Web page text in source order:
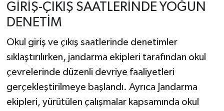
GİRİŞ-ÇIKIŞ SAATLERİNDE YOĞUN
DENETİM
Okul giriş ve çıkış saatlerinde denetimler
sıklaştırılırken, jandarma ekipleri tarafından okul
çevrelerinde düzenli devriye faaliyetleri
gerçekleştirilmeye başlandı. Ayrıca Jandarma
ekipleri, yürütülen çalışmalar kapsamında okul